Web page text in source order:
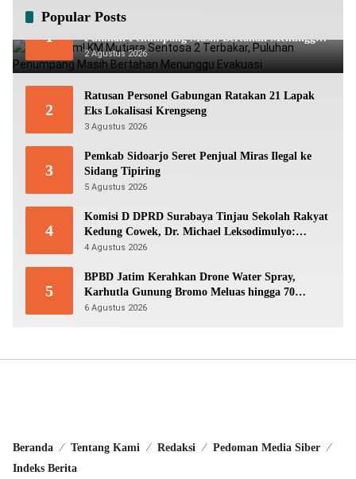
Popular Posts
1
Mencekam! KM Mutiara Sentosa 2 Terbakar,
Puluhan Penumpang Masih Bertahan Menunggu
Evakuasi
2 Agustus 2026
2
Ratusan Personel Gabungan Ratakan 21 Lapak
Eks Lokalisasi Krengseng
3 Agustus 2026
3
Pemkab Sidoarjo Seret Penjual Miras Ilegal ke
Sidang Tipiring
5 Agustus 2026
4
Komisi D DPRD Surabaya Tinjau Sekolah Rakyat
Kedung Cowek, Dr. Michael Leksodimulyo:
“Membangun Karakter untuk Memutus Rantai
4 Agustus 2026
5
BPBD Jatim Kerahkan Drone Water Spray,
Karhutla Gunung Bromo Meluas hingga 70
Hektare
6 Agustus 2026
Beranda Tentang Kami Redaksi
Pedoman Media Siber
Indeks Berita